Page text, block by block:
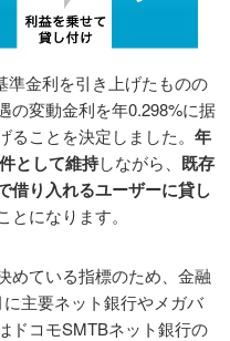
金利を引き上げたものの
の変動金利を年0.298%に据
ことを決定しました。 年
として維持しながら、 既存
借り入れるユーザーに貸し
とになります。
めている指標のため、金融
主要ネット銀行やメガバ
ドコモSMTBネット銀行の